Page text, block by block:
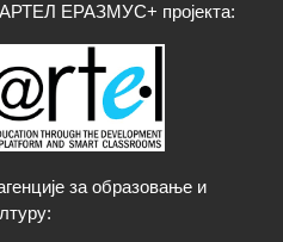
ЕРАЗМУС+ пројекта:
за образовање и
: